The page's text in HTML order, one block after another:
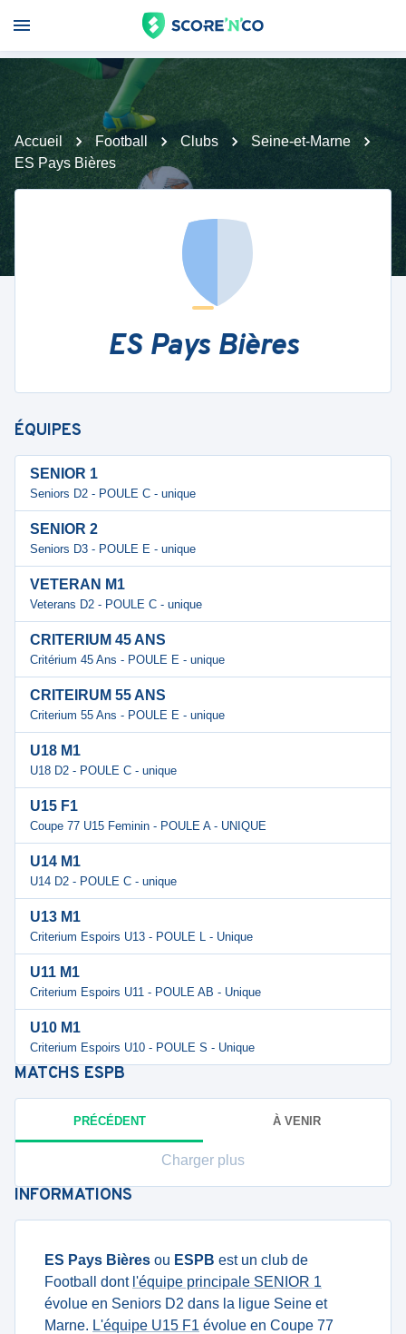
Accueil Football Clubs
Seine-et-Marne
ES Pays Bières
ES Pays Bières
ÉQUIPES
SENIOR 1
Seniors D2 - POULE C - unique
SENIOR 2
Seniors D3 - POULE E - unique
VETERAN M1
Veterans D2 - POULE C - unique
CRITERIUM 45 ANS
Critérium 45 Ans - POULE E - unique
CRITEIRUM 55 ANS
Criterium 55 Ans - POULE E - unique
U18 M1
U18 D2 - POULE C - unique
U15 F1
Coupe 77 U15 Feminin - POULE A - UNIQUE
U14 M1
U14 D2 - POULE C - unique
U13 M1
Criterium Espoirs U13 - POULE L - Unique
U11 M1
Criterium Espoirs U11 - POULE AB - Unique
U10 M1
Criterium Espoirs U10 - POULE S - Unique
MATCHS ESPB
PRÉCÉDENT À VENIR
Charger plus
INFORMATIONS
ES Pays Bières ou ESPB est un club de
Football dont l'équipe principale SENIOR 1
évolue en Seniors D2 dans la ligue Seine et
Marne. L'équipe U15 F1 évolue en Coupe 77